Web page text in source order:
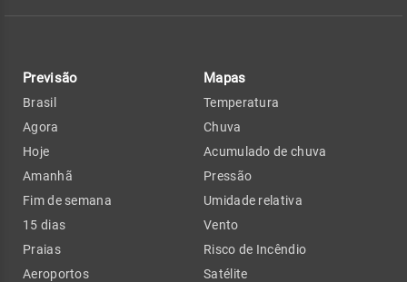
Previsão
Brasil
Agora
Hoje
Amanhã
Fim de semana
15 dias
Praias
Aeroportos
Mapas
Temperatura
Chuva
Acumulado de chuva
Pressão
Umidade relativa
Vento
Risco de Incêndio
Satélite